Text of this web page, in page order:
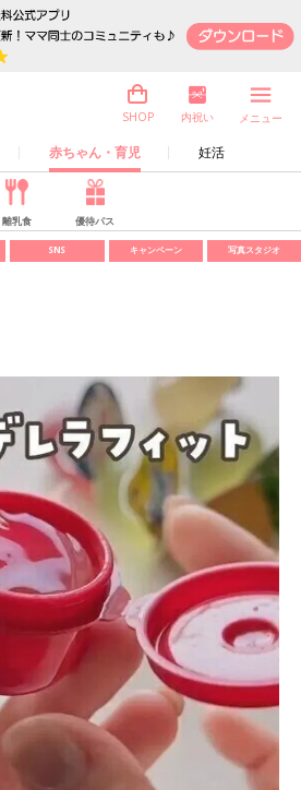
赤ちゃん・育児 妊活
SHOP 内祝い メニュー
離乳食 優待パス
SNS キャンペーン 写真スタジオ